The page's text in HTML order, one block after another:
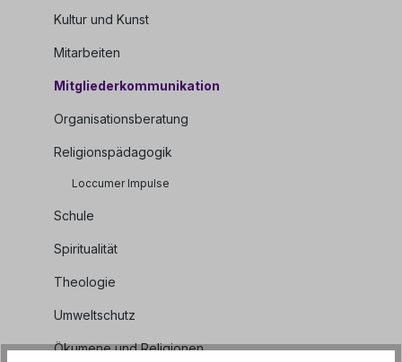
Kultur und Kunst
Mitarbeiten
Mitgliederkommunikation
Organisationsberatung
Religionspädagogik
Loccumer Impulse
Schule
Spiritualität
Theologie
Umweltschutz
Ökumene und Religionen